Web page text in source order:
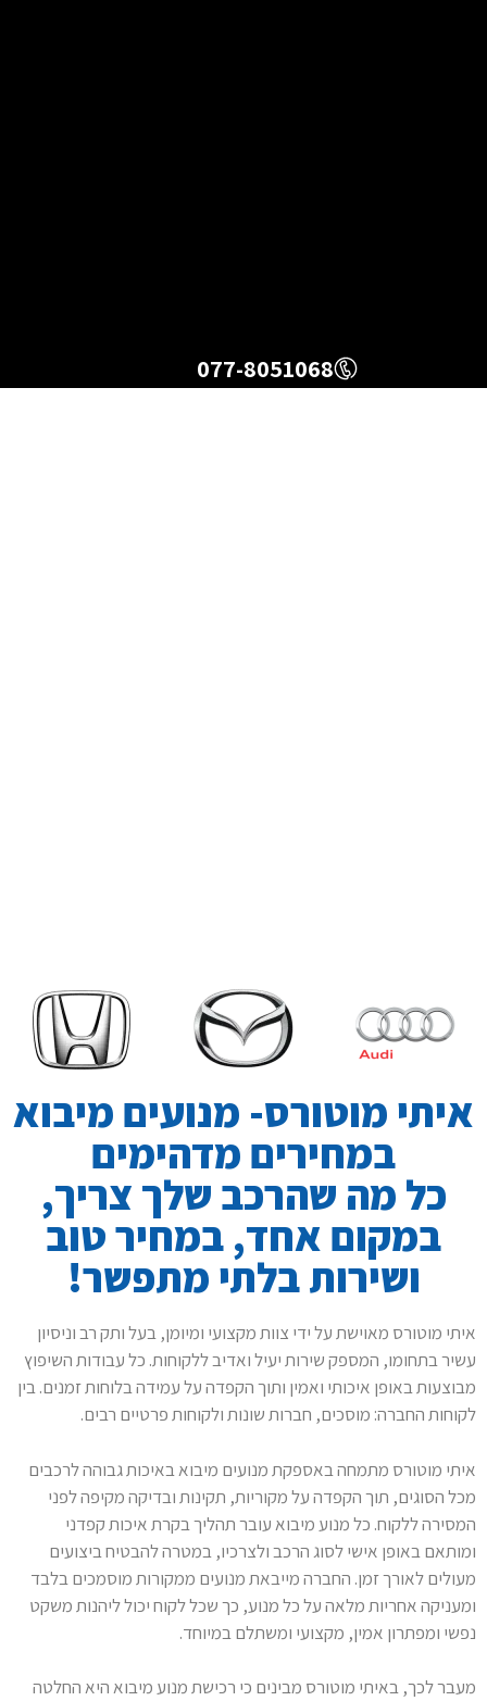
077-8051068
איתי מוטורס- מנועים מיבוא
במחירים מדהימים
כל מה שהרכב שלך צריך,
במקום אחד, במחיר טוב
ושירות בלתי מתפשר!
איתי מוטורס מאוישת על ידי צוות מקצועי ומיומן, בעל ותק רב וניסיון
עשיר בתחומו, המספק שירות יעיל ואדיב ללקוחות. כל עבודות השיפוץ
מבוצעות באופן איכותי ואמין ותוך הקפדה על עמידה בלוחות זמנים. בין
לקוחות החברה: מוסכים, חברות שונות ולקוחות פרטיים רבים.
איתי מוטורס מתמחה באספקת מנועים מיבוא באיכות גבוהה לרכבים
מכל הסוגים, תוך הקפדה על מקוריות, תקינות ובדיקה מקיפה לפני
המסירה ללקוח. כל מנוע מיבוא עובר תהליך בקרת איכות קפדני
ומותאם באופן אישי לסוג הרכב ולצרכיו, במטרה להבטיח ביצועים
מעולים לאורך זמן. החברה מייבאת מנועים ממקורות מוסמכים בלבד
ומעניקה אחריות מלאה על כל מנוע, כך שכל לקוח יכול ליהנות משקט
נפשי ומפתרון אמין, מקצועי ומשתלם במיוחד.
מעבר לכך, באיתי מוטורס מבינים כי רכישת מנוע מיבוא היא החלטה